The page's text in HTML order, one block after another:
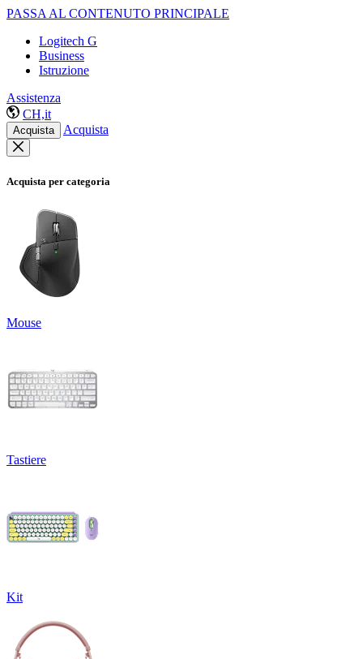
PASSA AL CONTENUTO PRINCIPALE
Logitech G
Business
Istruzione
Assistenza
CH,it
Acquista Acquista
Acquista per categoria
Mouse
Tastiere
Kit